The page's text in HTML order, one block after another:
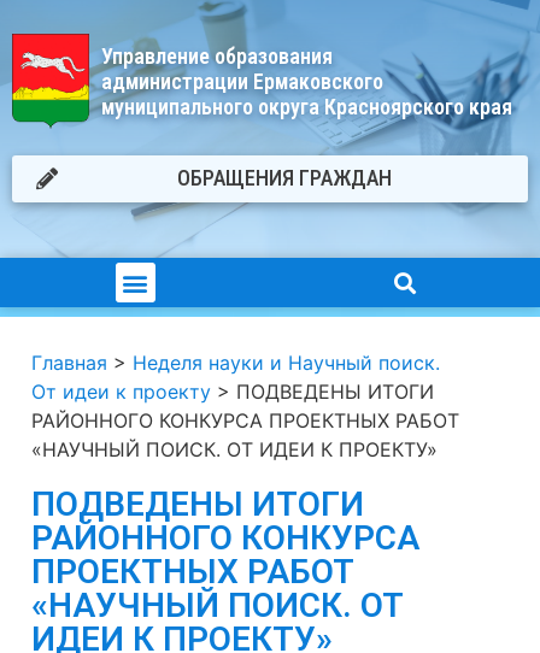
Управление образования
администрации Ермаковского
муниципального округа Красноярского края
ОБРАЩЕНИЯ ГРАЖДАН
Главная > Неделя науки и Научный поиск.
От идеи к проекту > ПОДВЕДЕНЫ ИТОГИ
РАЙОННОГО КОНКУРСА ПРОЕКТНЫХ РАБОТ
«НАУЧНЫЙ ПОИСК. ОТ ИДЕИ К ПРОЕКТУ»
ПОДВЕДЕНЫ ИТОГИ
РАЙОННОГО КОНКУРСА
ПРОЕКТНЫХ РАБОТ
«НАУЧНЫЙ ПОИСК. ОТ
ИДЕИ К ПРОЕКТУ»